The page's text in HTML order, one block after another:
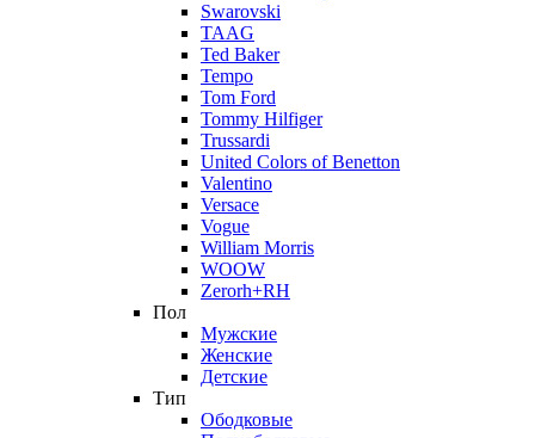
Swarovski
TAAG
Ted Baker
Tempo
Tom Ford
Tommy Hilfiger
Trussardi
United Colors of Benetton
Valentino
Versace
Vogue
William Morris
WOOW
Zerorh+RH
Пол
Мужские
Женские
Детские
Тип
Ободковые